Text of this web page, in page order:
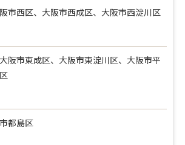
市西区、大阪市西成区、大阪市西淀川区
阪市東成区、大阪市東淀川区、大阪市平
都島区